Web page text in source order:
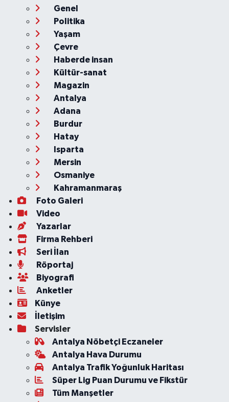
Genel
Politika
Yaşam
Çevre
Haberde insan
Kültür-sanat
Magazin
Antalya
Adana
Burdur
Hatay
Isparta
Mersin
Osmaniye
Kahramanmaraş
Foto Galeri
Video
Yazarlar
Firma Rehberi
Seri İlan
Röportaj
Biyografi
Anketler
Künye
İletişim
Servisler
Antalya Nöbetçi Eczaneler
Antalya Hava Durumu
Antalya Trafik Yoğunluk Haritası
Süper Lig Puan Durumu ve Fikstür
Tüm Manşetler